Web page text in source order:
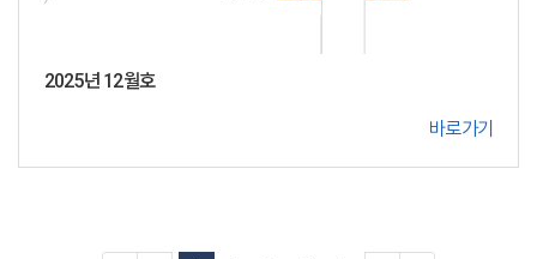
2025년 12월호
바로가기